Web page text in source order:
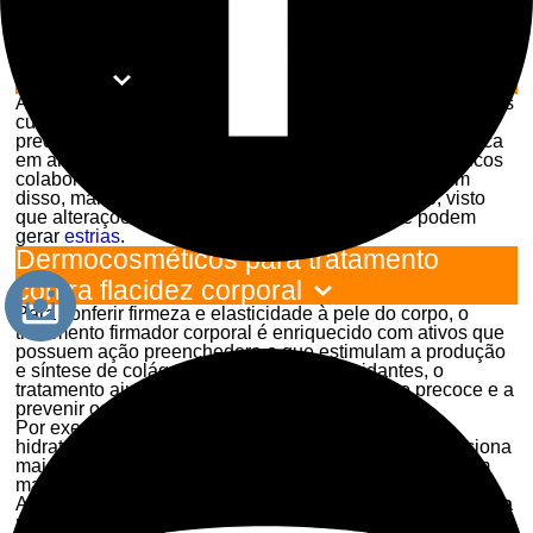
corpo?
Apesar da flacidez ser um processo natural da pele, alguns
cuidados básicos podem prevenir o envelhecimento
precoce e evitar a flacidez corporal. Uma alimentação rica
em antioxidantes associada à prática de exercícios físicos
colabora para a manutenção da firmeza da pele. Além
disso, manter um peso estável também é indicado, visto
que alterações ocasionam a flacidez corporal e podem
gerarestrias.
Dermocosméticos para tratamento
contra flacidez corporal
Para conferir firmeza e elasticidade à pele do corpo, o
tratamento firmador corporal é enriquecido com ativos que
possuem ação preenchedora e que estimulam a produção
e síntese de colágeno. Com ativos antioxidantes, o
tratamento ajuda a combater o envelhecimento precoce e a
prevenir os sinais de envelhecimento.
Por exemplo, com a loção corporal
hidratante corporal com ácido hialurônico, que proporciona
maior hidratação a pele do corpo, há uma absorção bem
mais rápida dos nutrientes e acabamento de toque seco.
Assim, é possível
recuperar a elasticidade e a firmeza da
pele, combatendo e prevenindo, ao mesmo tempo, os